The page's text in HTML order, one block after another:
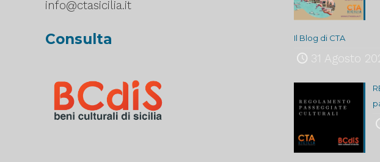
info@ctasicilia.it
Consulta Il Blog di CTA
31 Agosto